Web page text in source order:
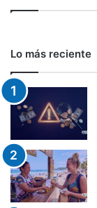
Lo más reciente